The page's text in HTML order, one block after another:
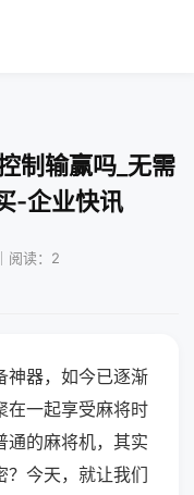
制输赢吗_无需
-企业快讯
阅读：2
神器，如今已逐渐
在一起享受麻将时
通的麻将机，其实
？今天，就让我们